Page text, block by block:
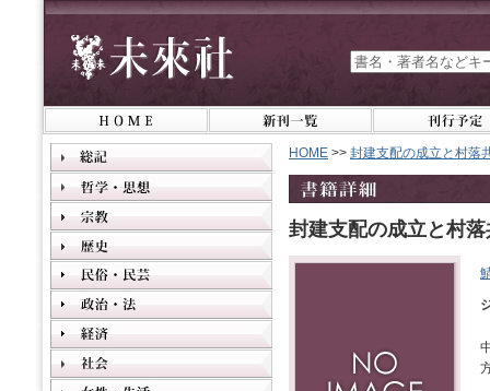
HOME >> 封建支配の成立と村落
封建支配の成立と村